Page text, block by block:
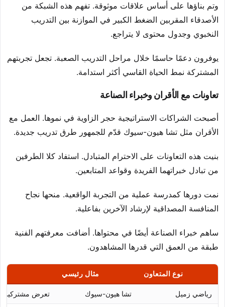
وتم بناؤها على أساس علاقات موثوقة. تفهم هذه الشبكة من
الأصدقاء المقربين الضغط الكبير في الموازنة بين التدريب
النخبوي وجدول محتوى لا يتراجع.
يوفرون دعمًا حاسمًا خلال مراحل التدريب الصعبة. تجعل تجربتهم
المشتركة نمط الحياة القاسي أكثر استدامة.
تعاونات مع الأقران وخبراء الصناعة
أصبحت الشراكات الاستراتيجية حجر الزاوية في نموها. العمل مع
الأقران مثل تشا هيون-سيوك قدّم للجمهور طرق تدريب جديدة.
بنيت هذه التعاونات على الاحترام المتبادل. استفاد كلا الطرفين
من تبادل خبراتهما الفريدة وقواعد المتابعين.
نمت دورها كمدرسة عملية من التجربة الواقعية. منحها نجاح
المنافسة المصداقية لإرشاد الآخرين بفاعلية.
ساهم خبراء الصناعة أيضًا في محتواها. أضافت معرفتهم الفنية
طبقة من العمق التي قدرها المشاهدون.
نوع المتعاون مثال رئيسي
رياضي زميل تشا هيون-سيوك تعرض مشتركين،